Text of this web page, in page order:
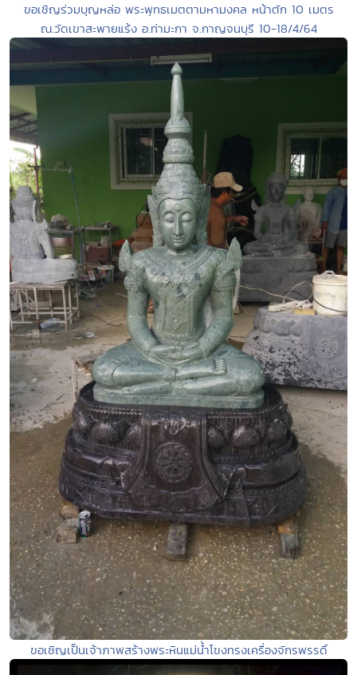
ขอเชิญร่วมบุญหล่อ พระพุทธเมตตามหามงคล หน้าตัก 10 เมตร
ณ.วัดเขาสะพายแร้ง อ.ท่ามะกา จ.กาญจนบุรี 10-18/4/64
ขอเชิญเป็นเจ้าภาพสร้างพระหินแม่น้ำโขงทรงเครื่องจักรพรรดิ์